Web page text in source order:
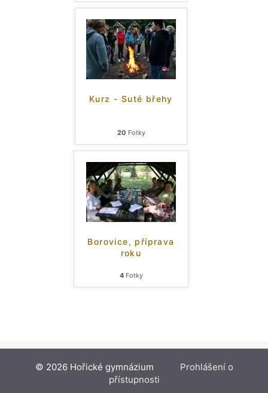
Kurz - Suté břehy
20 Fotky
Borovice, příprava
roku
4Fotky
© 2026 Hořické gymnázium Prohlášení o
přístupnosti